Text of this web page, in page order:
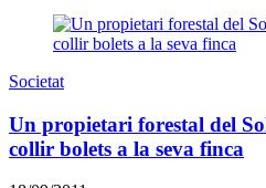
Societat
Un propietari forestal del
collir bolets a la seva finca